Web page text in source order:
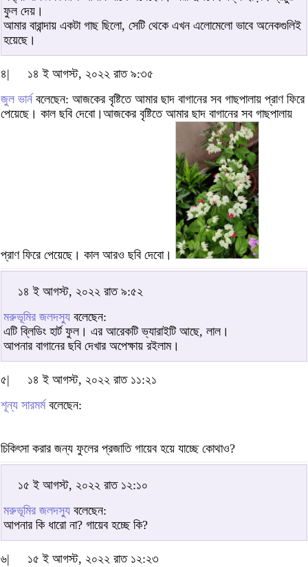
ফুল দেয়।
আমার বারান্দায় একটা গাছ ছিলো, সেটি থেকে এখন এলোমেলো ভাবে অনেকগুলিই
হয়েছে।
৪|
১৪ ই আগস্ট, ২০২২ রাত ৯:৩৫
জুল ভার্নবলেছেন: আজকের বৃষ্টিতে আমার ছাদ বাগানের সব গাছপালায় প্রাণ ফিরে
পেয়েছে। কাল ছবি দেবো।আজকের বৃষ্টিতে আমার ছাদ বাগানের সব গাছপালায়
প্রাণ ফিরে পেয়েছে। কাল আরও ছবি দেবো।
১৪ ই আগস্ট, ২০২২ রাত ৯:৫২
মরুভূমির জলদস্যু বলেছেন:
এটি ব্লিডিং হার্ট ফুল। এর আরেকটি ভ্যারাইটি আছে, লাল।
আপনার বাগানের ছবি দেখার অপেক্ষায় রইলাম।
৫|
১৪ ই আগস্ট, ২০২২ রাত ১১:২১
শূন্য সারমর্মবলেছেন:
চিকিৎসা করার জন্য ফুলের প্রজাতি গায়েব হয়ে যাচ্ছে কোথাও?
১৫ ই আগস্ট, ২০২২ রাত ১২:১০
মরুভূমির জলদস্যু বলেছেন:
আপনার কি ধারো না? গায়েব হচ্ছে কি?
৬| ১৫ ই আগস্ট, ২০২২ রাত ১২:২৩